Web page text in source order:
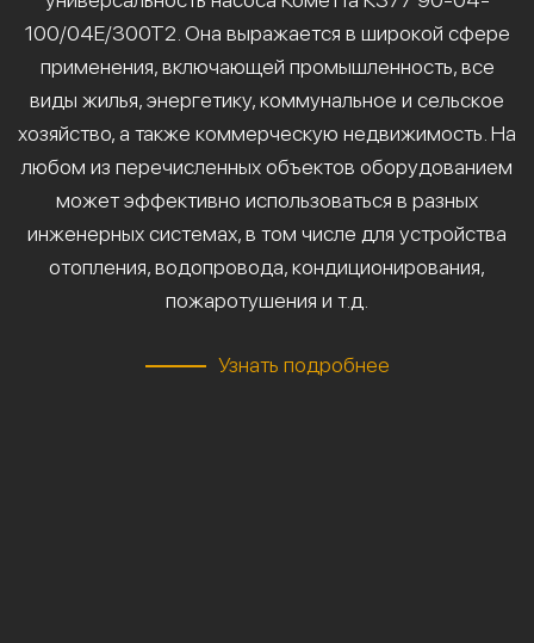
100/04Е/300Т2. Она выражается в широкой сфере
применения, включающей промышленность, все
виды жилья, энергетику, коммунальное и сельское
хозяйство, а также коммерческую недвижимость. На
любом из перечисленных объектов оборудованием
может эффективно использоваться в разных
инженерных системах, в том числе для устройства
отопления, водопровода, кондиционирования,
пожаротушения и т.д.
Узнать подробнее